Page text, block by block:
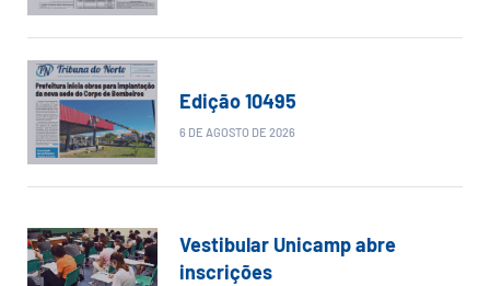
Edição 10495
6 DE AGOSTO DE 2026
Vestibular Unicamp abre
inscrições